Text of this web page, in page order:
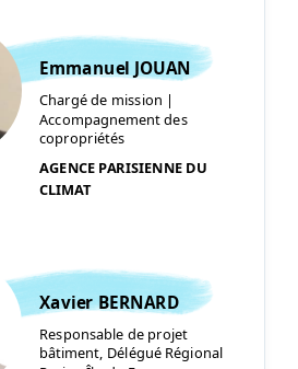
Emmanuel JOUAN
Chargé de mission |
Accompagnement des
copropriétés
AGENCE PARISIENNE DU
CLIMAT
Xavier BERNARD
Responsable de projet
bâtiment, Délégué Régional